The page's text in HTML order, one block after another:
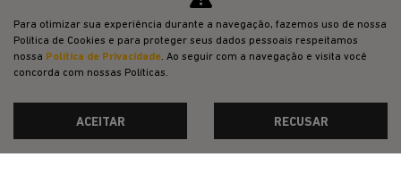
CNPJ: 23.029.795/0001-66
NOVOS
Para otimizar sua experiência durante a navegação, fazemos uso de nossa
Política de Cookies e para proteger seus dados pessoais respeitamos
nossa Política de Privacidade. Ao seguir com a navegação e visita você
concorda com nossas Políticas.
ACEITAR RECUSAR